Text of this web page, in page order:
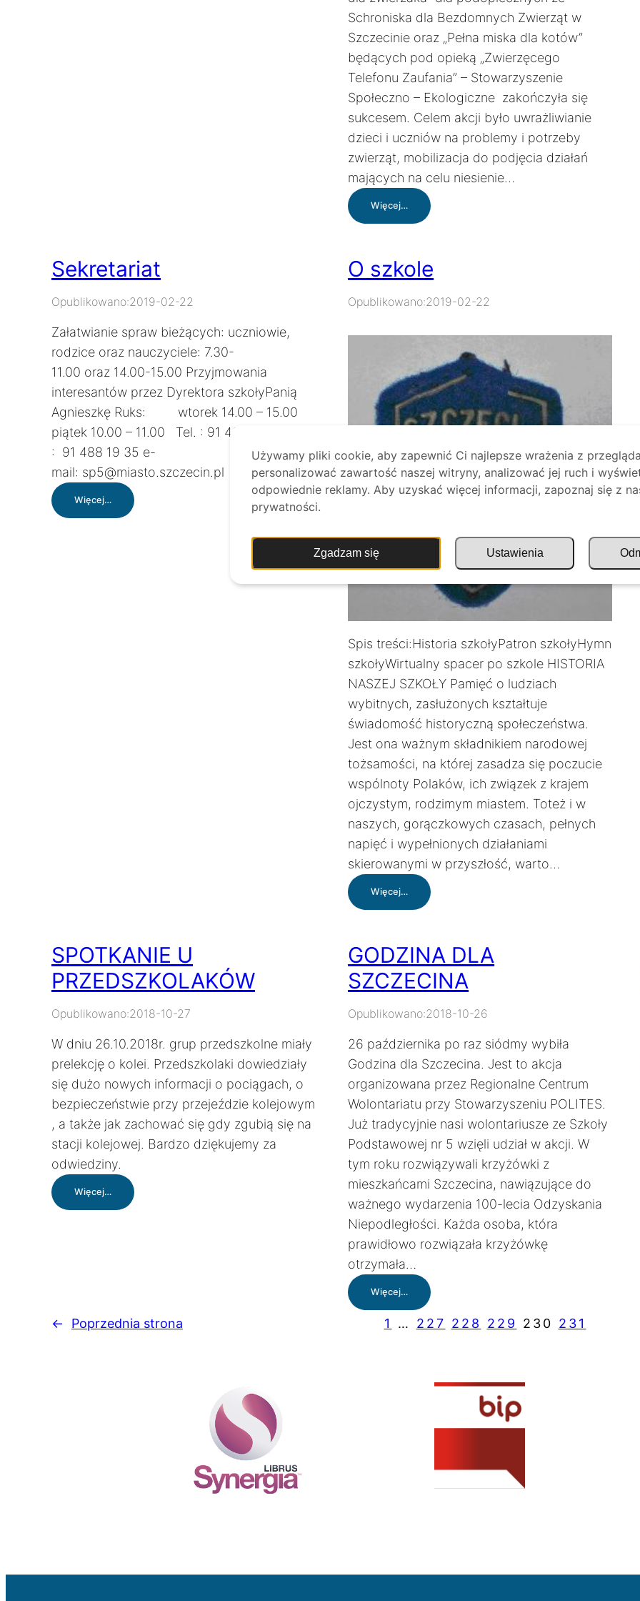
Schroniska dla Bezdomnych Zwierząt w
Szczecinie oraz „Pełna miska dla kotów”
będących pod opieką „Zwierzęcego
Telefonu Zaufania” – Stowarzyszenie
Społeczno – Ekologiczne zakończyła się
sukcesem. Celem akcji było uwrażliwianie
dzieci i uczniów na problemy i potrzeby
zwierząt, mobilizacja do podjęcia działań
mających na celu niesienie…
Więcej…
Pomagamy
Sekretariat
Opublikowano:2019-02-22
Załatwianie spraw bieżących: uczniowie,
rodzice oraz nauczyciele: 7.30-
11.00 oraz 14.00-15.00 Przyjmowania
interesantów przez Dyrektora szkołyPanią
Agnieszkę Ruks: wtorek 14.00 – 15.00
piątek 10.00 – 11.00 Tel. : 91 433 30 07 fax
: 91 488 19 35 e-
mail: sp5@miasto.szczecin.pl
Więcej…
Sekretariat
O szkole
Opublikowano:2019-02-22
Spis treści:Historia szkołyPatron szkołyHymn
szkołyWirtualny spacer po szkole HISTORIA
NASZEJ SZKOŁY Pamięć o ludziach
wybitnych, zasłużonych kształtuje
świadomość historyczną społeczeństwa.
Jest ona ważnym składnikiem narodowej
tożsamości, na której zasadza się poczucie
wspólnoty Polaków, ich związek z krajem
ojczystym, rodzimym miastem. Toteż i w
naszych, gorączkowych czasach, pełnych
napięć i wypełnionych działaniami
skierowanymi w przyszłość, warto…
Więcej…
SPOTKANIE U
PRZEDSZKOLAKÓW
Opublikowano:2018-10-27
W dniu 26.10.2018r. grup przedszkolne miały
prelekcję o kolei. Przedszkolaki dowiedziały
się dużo nowych informacji o pociągach, o
bezpieczeństwie przy przejeździe kolejowym
, a także jak zachować się gdy zgubią się na
stacji kolejowej. Bardzo dziękujemy za
odwiedziny.
Więcej…:
SPOTKANIE
GODZINA DLA
SZCZECINA
Opublikowano:2018-10-26
26 października po raz siódmy wybiła
Godzina dla Szczecina. Jest to akcja
organizowana przez Regionalne Centrum
Wolontariatu przy Stowarzyszeniu POLITES.
Już tradycyjnie nasi wolontariusze ze Szkoły
Podstawowej nr 5 wzięli udział w akcji. W
tym roku rozwiązywali krzyżówki z
mieszkańcami Szczecina, nawiązujące do
ważnego wydarzenia 100-lecia Odzyskania
Niepodległości. Każda osoba, która
prawidłowo rozwiązała krzyżówkę
otrzymała…
Więcej…:
GODZINA
DLA
← Poprzednia strona 1 … 227 228 229 230 231
Używamy pliki cookie, aby zapewnić Ci najlepsze wrażenia z
personalizować zawartość naszej witryny, analizować jej ruch i
odpowiednie reklamy. Aby uzyskać więcej informacji, zapoznaj się z
prywatności.
Zgadzam się Ustawienia